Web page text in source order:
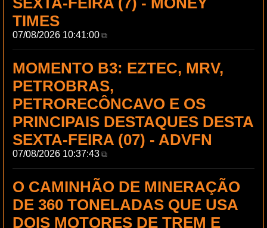
TIMES
07/08/2026 10:41:00⧉
MOMENTO B3: EZTEC, MRV,
PETROBRAS,
PETRORECÔNCAVO E OS
PRINCIPAIS DESTAQUES DESTA
SEXTA-FEIRA (07) - ADVFN
07/08/2026 10:37:43⧉
O CAMINHÃO DE MINERAÇÃO
DE 360 TONELADAS QUE USA
DOIS MOTORES DE TREM E